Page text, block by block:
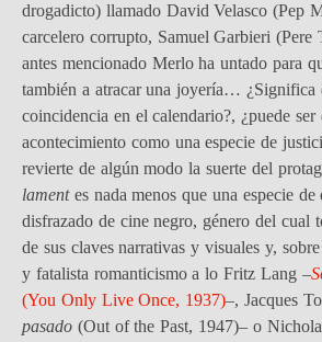
drogadicto) llamado David Velasco (Pep
carcelero corrupto, Samuel Garbieri (Pere
antes mencionado Merlo ha untado para
también a atracar una joyería… ¿Significa
coincidencia en el calendario?, ¿puede ser
acontecimiento como una especie de
revierte de algún modo la suerte del
lament es nada menos que una especie de
disfrazado de cine negro, género del cual
de sus claves narrativas y visuales y,
y fatalista romanticismo a lo Fritz Lang –
(You Only Live Once, 1937)–, Jacques
pasado (Out of the Past, 1947)– o